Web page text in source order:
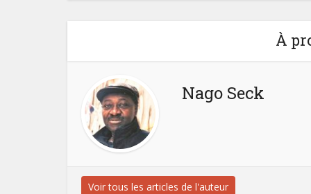
À
Nago Seck
Voir tous les articles de l'auteur